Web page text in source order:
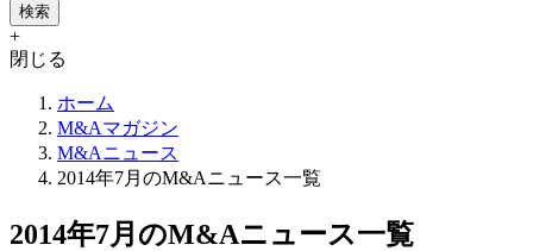
+
閉じる
ホーム
M&Aマガジン
M&Aニュース
2014年7月のM&Aニュース一覧
2014年7月のM&Aニュース一覧